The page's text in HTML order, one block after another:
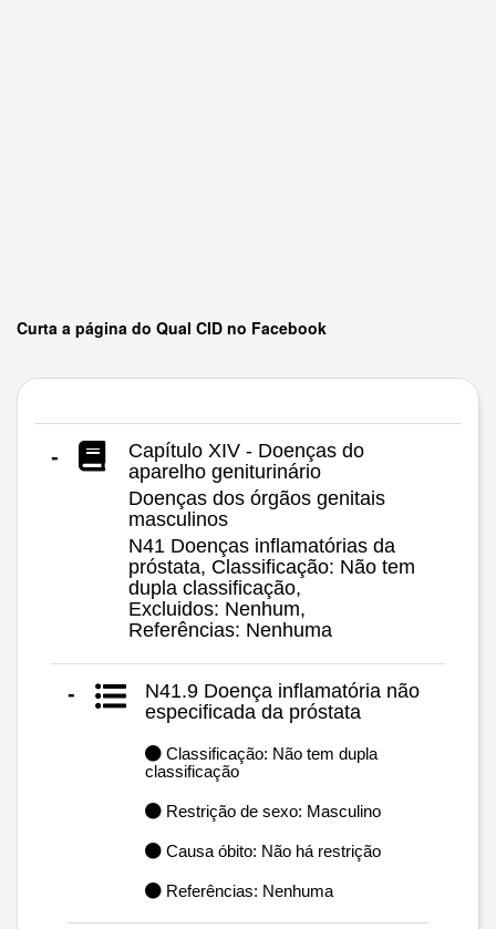
Curta a página do Qual CID no Facebook
-
Capítulo XIV - Doenças do
aparelho geniturinário
Doenças dos órgãos genitais
masculinos
N41 Doenças inflamatórias da
próstata, Classificação: Não tem
dupla classificação,
Excluidos: Nenhum,
Referências: Nenhuma
-
N41.9 Doença inflamatória não
especificada da próstata
Classificação: Não tem dupla
classificação
Restrição de sexo: Masculino
Causa óbito: Não há restrição
Referências: Nenhuma